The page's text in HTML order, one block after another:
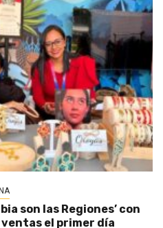
son las Regiones’ con
ventas el primer día